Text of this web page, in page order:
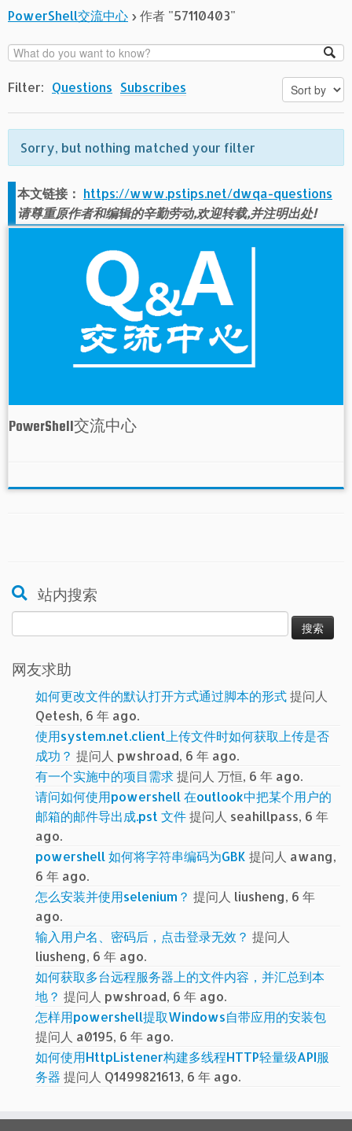
PowerShell交流中心 › 作者 "57110403"
Filter: Questions Subscribes
Sorry, but nothing matched your filter
本文链接： https://www.pstips.net/dwqa-questions
请尊重原作者和编辑的辛勤劳动,欢迎转载,并注明出处!
PowerShell交流中心
站内搜索
索：
网友求助
如何更改文件的默认打开方式通过脚本的形式提问人
Qetesh, 6 年 ago.
使用system.net.client上传文件时如何获取上传是否
成功？ 提问人 pwshroad, 6 年 ago.
有一个实施中的项目需求提问人 万恒, 6 年 ago.
请问如何使用powershell 在outlook中把某个用户的
邮箱的邮件导出成.pst 文件提问人 seahillpass, 6 年
ago.
powershell 如何将字符串编码为GBK 提问人 awang,
6 年 ago.
怎么安装并使用selenium？ 提问人 liusheng, 6 年
ago.
输入用户名、密码后，点击登录无效？ 提问人
liusheng, 6 年 ago.
如何获取多台远程服务器上的文件内容，并汇总到本
地？ 提问人 pwshroad, 6 年 ago.
怎样用powershell提取Windows自带应用的安装包
提问人 a0195, 6 年 ago.
如何使用HttpListener构建多线程HTTP轻量级API服
务器 提问人 Q1499821613, 6 年 ago.